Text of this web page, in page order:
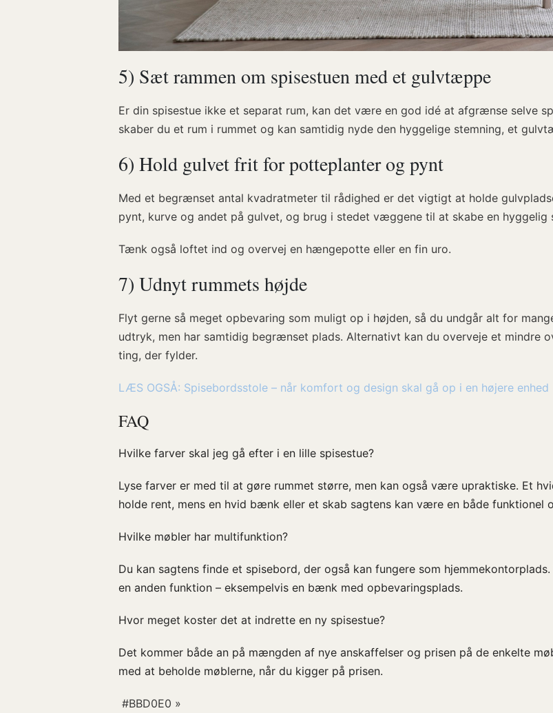
5) Sæt rammen om spisestuen med et gulvtæppe
Er din spisestue ikke et separat rum, kan det være en god idé at afgrænse selve
skaber du et rum i rummet og kan samtidig nyde den hyggelige stemning, et
6) Hold gulvet frit for potteplanter og pynt
Med et begrænset antal kvadratmeter til rådighed er det vigtigt at holde
pynt, kurve og andet på gulvet, og brug i stedet væggene til at skabe en hyggelig
Tænk også loftet ind og overvej en hængepotte eller en fin uro.
7) Udnyt rummets højde
Flyt gerne så meget opbevaring som muligt op i højden, så du undgår alt for
udtryk, men har samtidig begrænset plads. Alternativt kan du overveje et mindre
ting, der fylder.
LÆS OGSÅ: Spisebordsstole – når komfort og design skal gå op i en højere enhed
FAQ
Hvilke farver skal jeg gå efter i en lille spisestue?
Lyse farver er med til at gøre rummet større, men kan også være upraktiske. Et
holde rent, mens en hvid bænk eller et skab sagtens kan være en både funktionel
Hvilke møbler har multifunktion?
Du kan sagtens finde et spisebord, der også kan fungere som
en anden funktion – eksempelvis en bænk med opbevaringsplads.
Hvor meget koster det at indrette en ny spisestue?
Det kommer både an på mængden af nye anskaffelser og prisen på de enkelte
med at beholde møblerne, når du kigger på prisen.
​ #BBD0E0 »